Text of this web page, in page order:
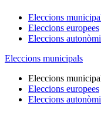
Eleccions
Eleccions europees
Eleccions
Eleccions municipals
Eleccions
Eleccions europees
Eleccions